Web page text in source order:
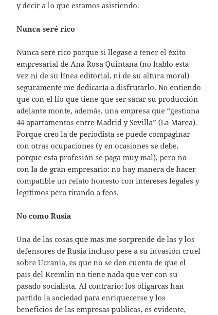
y decir a lo que estamos asistiendo.
Nunca seré rico
Nunca seré rico porque si llegase a tener el éxito
empresarial de Ana Rosa Quintana (no hablo esta
vez ni de su línea editorial, ni de su altura moral)
seguramente me dedicaría a disfrutarlo. No entiendo
que con el lío que tiene que ser sacar su producción
adelante monte, además, una empresa que “gestiona
44 apartamentos entre Madrid y Sevilla” (La Marea).
Porque creo la de periodista se puede compaginar
con otras ocupaciones (y en ocasiones se debe,
porque esta profesión se paga muy mal), pero no
con la de gran empresario: no hay manera de hacer
compatible un relato honesto con intereses legales y
legítimos pero tirando a feos.
No como Rusia
Una de las cosas que más me sorprende de las y los
defensores de Rusia incluso pese a su invasión cruel
sobre Ucrania, es que no se den cuenta de que el
país del Kremlin no tiene nada que ver con su
pasado socialista. Al contrario: los oligarcas han
partido la sociedad para enriquecerse y los
beneficios de las empresas públicas, es evidente,